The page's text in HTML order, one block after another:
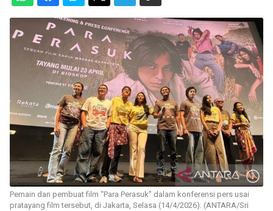
Pemain dan pembuat film “Para Perasuk” dalam konferensi pers usai
pratayang film tersebut, di Jakarta, Selasa (14/4/2026). (ANTARA/Sri